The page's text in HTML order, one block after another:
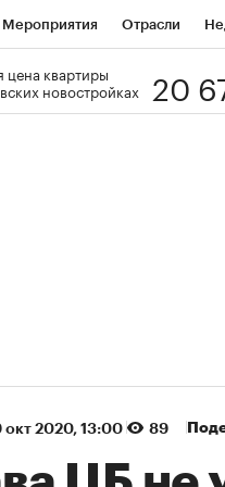
Мероприятия Отрасли
РБК Образование
цена квартиры
новостройках
20
окт 2020, 13:00 89